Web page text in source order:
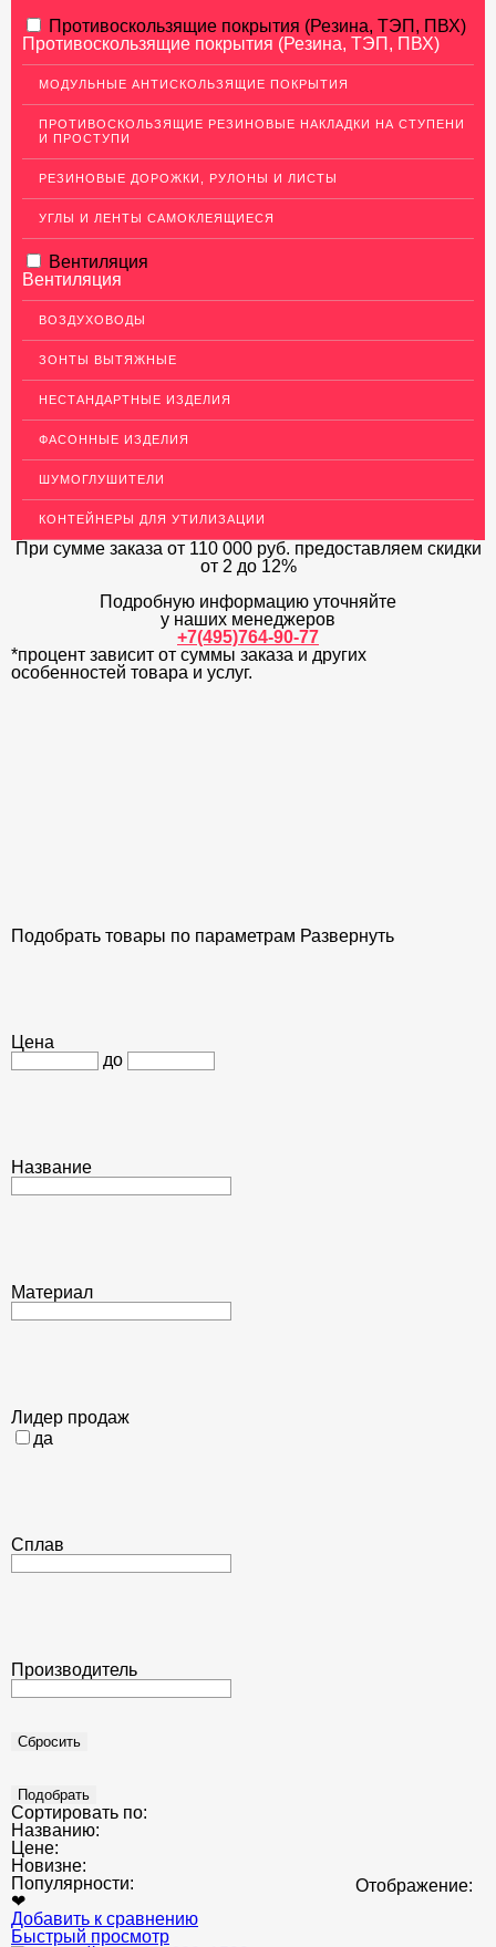
АЛЮМИНИЕВЫЙ ПРОКАТ
НЕРЖАВЕЮЩАЯ СТАЛЬ
МЕДНЫЙ ПРОКАТ
Медный лист (листовая медь)
Медная панель
Медный (круг) пруток
Шины медные
Крепеж из меди
Медные трубы
Изделия из Меди
Кабель, провод медный
ЛАТУННЫЙ ПРОКАТ
ДЕКОР НЕРЖАВЕЙКА
ОГРАЖДЕНИЯ ДЛЯ ЛЕСТНИЦ
ДЕКОРАТИВНЫЙ УГОЛОК
Противоскользящие покрытия (Резина, ТЭП, ПВХ)
Противоскользящие покрытия (Резина, ТЭП, ПВХ)
МОДУЛЬНЫЕ АНТИСКОЛЬЗЯЩИЕ ПОКРЫТИЯ
ПРОТИВОСКОЛЬЗЯЩИЕ РЕЗИНОВЫЕ НАКЛАДКИ НА СТУПЕНИ
И ПРОСТУПИ
РЕЗИНОВЫЕ ДОРОЖКИ, РУЛОНЫ И ЛИСТЫ
УГЛЫ И ЛЕНТЫ САМОКЛЕЯЩИЕСЯ
Вентиляция
Вентиляция
ВОЗДУХОВОДЫ
ЗОНТЫ ВЫТЯЖНЫЕ
НЕСТАНДАРТНЫЕ ИЗДЕЛИЯ
ФАСОННЫЕ ИЗДЕЛИЯ
ШУМОГЛУШИТЕЛИ
КОНТЕЙНЕРЫ ДЛЯ УТИЛИЗАЦИИ
При сумме заказа от 110 000 руб. предоставляем скидки
от 2 до 12%
Подробную информацию уточняйте
у наших менеджеров
+7(495)764-90-77
*процент зависит от суммы заказа и других
особенностей товара и услуг.
Подобрать товары по параметрам Развернуть
Цена
до
Название
Материал
Лидер продаж
да
Сплав
Производитель
Сортировать по:
Названию:
Цене:
Новизне:
Популярности:
Отображение:
❤
Добавить к сравнению
Быстрый просмотр